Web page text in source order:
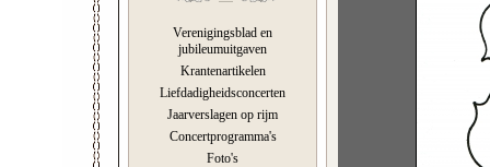
Verenigingsblad en
jubileumuitgaven
Krantenartikelen
Liefdadigheidsconcerten
Jaarverslagen op rijm
Concertprogramma's
Foto's